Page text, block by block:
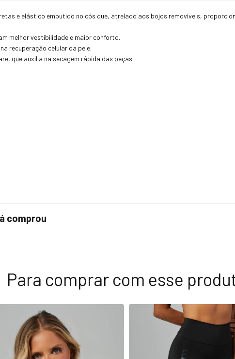
e elástico embutido no cós que, atrelado aos bojos removíveis,
melhor vestibilidade e maior conforto.
recuperação celular da pele.
que auxilia na secagem rápida das peças.
comprou
Para comprar com esse